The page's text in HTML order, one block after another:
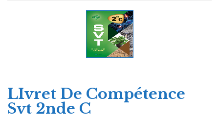
LIvret De Compétence
Svt 2nde C